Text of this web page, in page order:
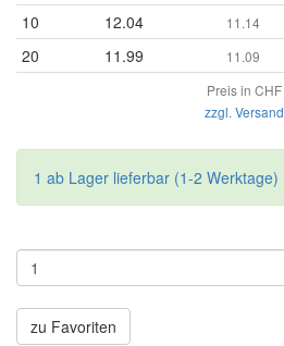
10 12.04 11.14
20 11.99 11.09
Preis in CHF
zzgl. Versand
1 ab Lager lieferbar (1-2 Werktage)
zu Favoriten